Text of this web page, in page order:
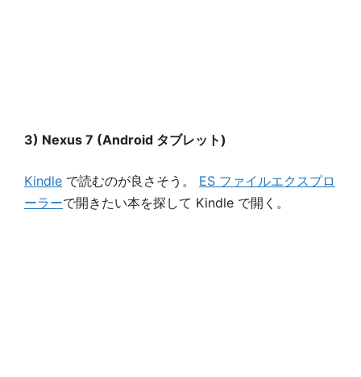
3) Nexus 7 (Android タブレット)
Kindle で読むのが良さそう。 ES ファイルエクスプロ
ーラーで開きたい本を探して Kindle で開く。